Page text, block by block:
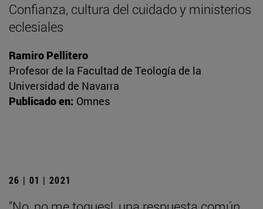
Confianza, cultura del cuidado y ministerios
eclesiales
Ramiro Pellitero
Profesor de la Facultad de Teología de la
Universidad de Navarra
Publicado en: Omnes
26 | 01 | 2021